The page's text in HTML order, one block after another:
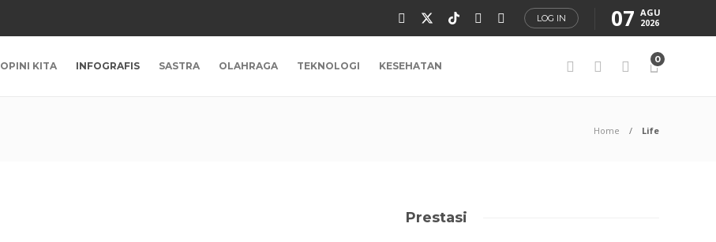
LOG IN 07 AGU
2026
OPINI KITA INFOGRAFIS SASTRA OLAHRAGA TEKNOLOGI KESEHATAN
0
Home Life
Prestasi